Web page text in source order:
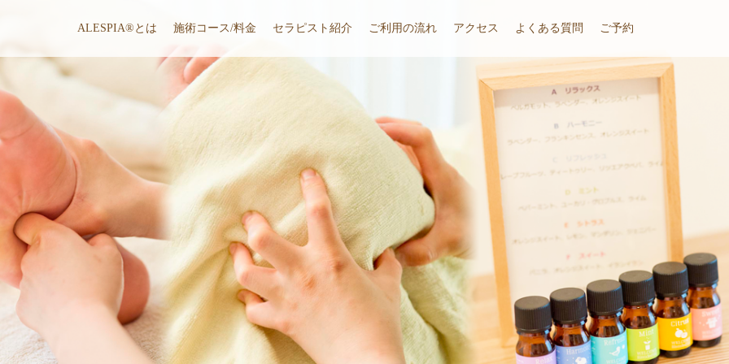
ALESPIA®とは 施術コース/料金 セラピスト紹介 ご利用の流れ アクセス よくある質問 ご予約